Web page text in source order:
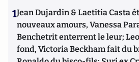
1Jean Dujardin & Laetitia Casta
nouveaux amours, Vanessa
Benchetrit enterrent le leur;
fond, Victoria Beckham fait du